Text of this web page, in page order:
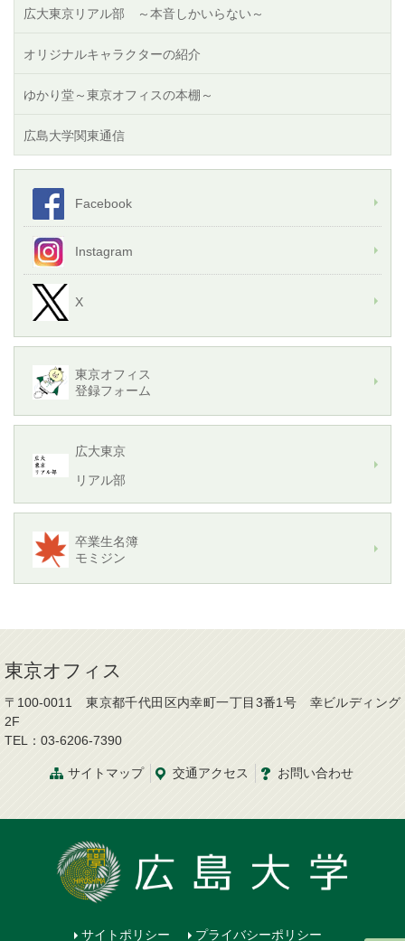
広大東京リアル部 ～本音しかいらない～
オリジナルキャラクターの紹介
ゆかり堂～東京オフィスの本棚～
広島大学関東通信
Facebook
Instagram
X
東京オフィス
登録フォーム
広大東京
リアル部
卒業生名簿
モミジン
東京オフィス
〒100-0011 東京都千代田区内幸町一丁目3番1号 幸ビルディング
2F
TEL：03-6206-7390
サイトマップ 交通アクセス お問い合わせ
サイトポリシー プライバシーポリシー